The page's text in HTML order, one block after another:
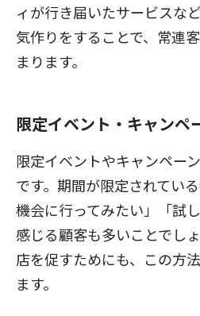
ィが行き届いたサービスな
気作りをすることで、常連
まります。
限定イベント・キャンペ
限定イベントやキャンペー
です。期間が限定されてい
機会に行ってみたい」「試
感じる顧客も多いことでし
店を促すためにも、この方
ます。